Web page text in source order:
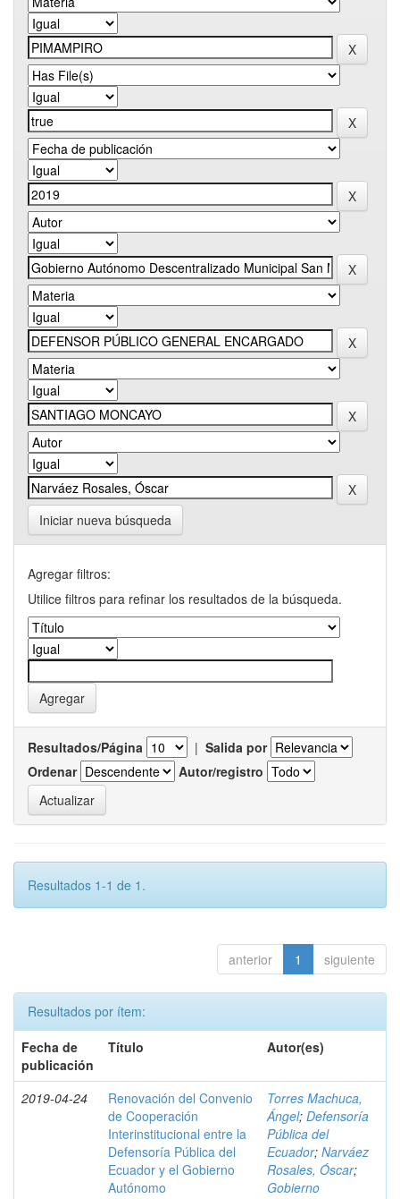
Iniciar nueva búsqueda
Agregar filtros:
Utilice filtros para refinar los resultados de la búsqueda.
Resultados/Página | Salida por
Ordenar
Autor/registro
Resultados 1-1 de 1.
anterior 1 siguiente
Resultados por ítem:
Fecha de
publicación
Título Autor(es)
2019-04-24
Renovación del Convenio
de Cooperación
Interinstitucional entre la
Defensoría Pública del
Ecuador y el Gobierno
Autónomo
Torres Machuca,
Ángel; Defensoría
Pública del
Ecuador; Narváez
Rosales, Óscar;
Gobierno